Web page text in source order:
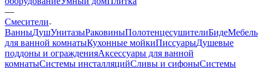
—
Смесители
ВанныДушУнитазыРаковиныПолотенцесушителиБидеМебель
для ванной комнатыКухонные мойкиПиссуарыДушевые
поддоны и огражденияАксессуары для ванной
комнатыСистемы инсталляцийСливы и сифоныСистемы